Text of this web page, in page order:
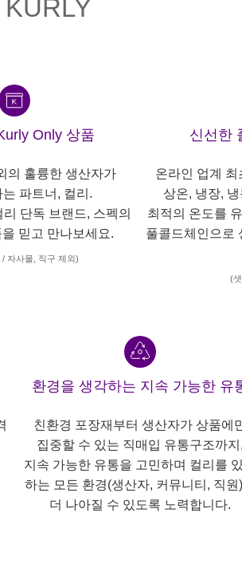
Only 상품
의 훌륭한 생산자가
파트너, 컬리.
단독 브랜드, 스펙의
믿고 만나보세요.
자사몰, 직구 제외)
신선한
온라인 업계 최
상온, 냉장,
최적의 온도를
풀콜드체인으로
(
환경을 생각하는 지속 가능한 유
친환경 포장재부터 생산자가 상품에
집중할 수 있는 직매입 유통구조까지,
지속 가능한 유통을 고민하며 컬리를
하는 모든 환경(생산자, 커뮤니티, 직원)
더 나아질 수 있도록 노력합니다.